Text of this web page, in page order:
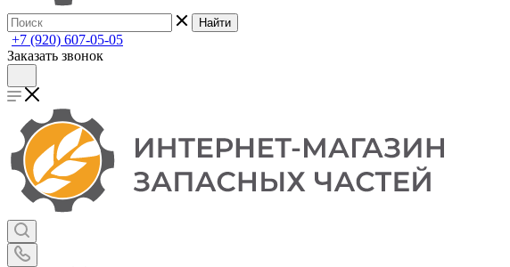
Найти
+7 (920) 607-05-05
Заказать звонок